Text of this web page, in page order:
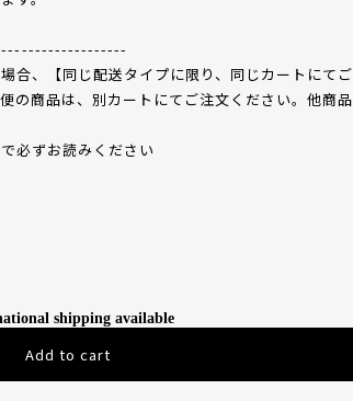
合、【同じ配送タイプに限り、同じカートにてご
の商品は、別カートにてご注文ください。他商品
必ずお読みください
shipping available
Add to cart